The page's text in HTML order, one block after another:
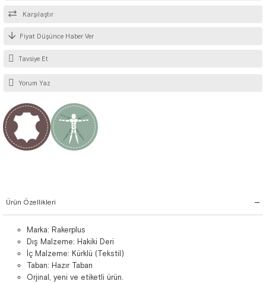
Karşılaştır
Fiyat Düşünce Haber Ver
Tavsiye Et
Yorum Yaz
Ürün Özellikleri
Marka: Rakerplus
Dış Malzeme: Hakiki Deri
İç Malzeme: Kürklü (Tekstil)
Taban: Hazır Taban
Orjinal, yeni ve etiketli ürün.